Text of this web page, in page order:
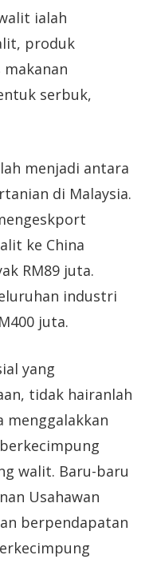
ialah
produk
serbuk,
menjadi antara
di Malaysia.
ke China
RM89 juta.
industri
juta.
yang
tidak hairanlah
menggalakkan
walit. Baru-baru
Usahawan
berpendapatan